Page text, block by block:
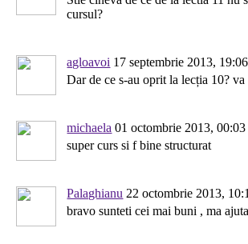
cursul?
agloavoi 17 septembrie 2013, 19:06
Dar de ce s-au oprit la lecția 10?
michaela 01 octombrie 2013, 00:03
super curs si f bine structurat
Palaghianu 22 octombrie 2013,
bravo sunteti cei mai buni , ma